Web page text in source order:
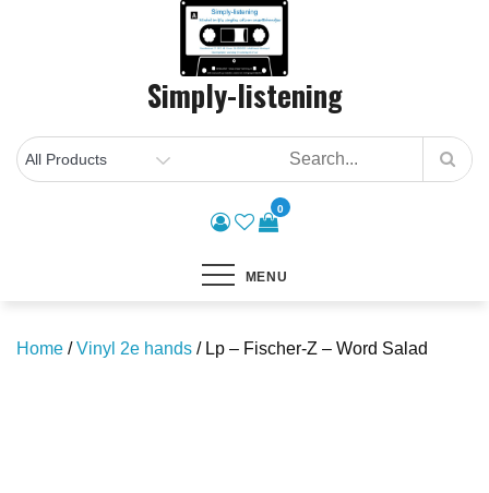
Simply-listening
0
MENU
Home /Vinyl 2e hands / Lp – Fischer-Z – Word Salad